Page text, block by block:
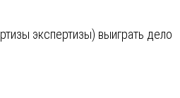
экспертизы) выиграть дело